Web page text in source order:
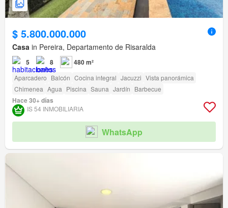
$ 5.800.000.000
Casa in Pereira, Departamento de Risaralda
5 8 480 m²
Aparcadero Balcón Cocina integral Jacuzzi Vista panorámica
Chimenea Agua Piscina Sauna Jardín Barbecue
Hace 30+ días
IS 54 INMOBILIARIA
WhatsApp